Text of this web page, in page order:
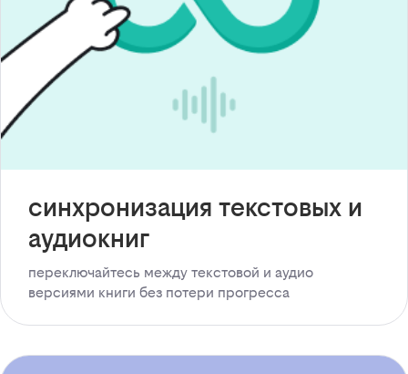
синхронизация текстовых и
аудиокниг
переключайтесь между текстовой и аудио
версиями книги без потери прогресса